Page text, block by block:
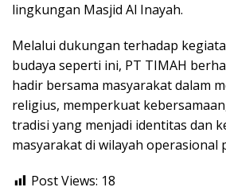
lingkungan Masjid Al Inayah.
Melalui dukungan terhadap
budaya seperti ini, PT TIMAH
hadir bersama masyarakat dalam
religius, memperkuat
tradisi yang menjadi identitas dan
masyarakat di wilayah operasional
Post Views: 18